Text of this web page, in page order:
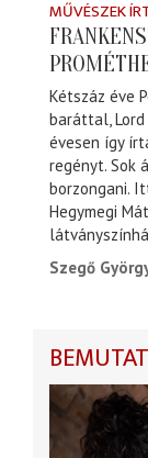
MŰVÉSZEK
Kétszáz éve
baráttal,
évesen így
regényt. Sok
borzongani.
Hegymegi
Szegő